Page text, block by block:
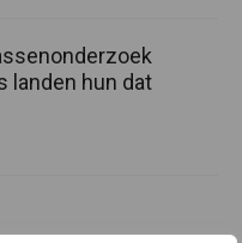
landen hun dat